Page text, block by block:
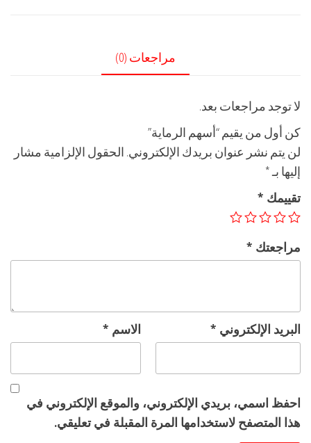
مراجعات (0)
لا توجد مراجعات بعد.
كن أول من يقيم “أسهم الرماية”
لن يتم نشر عنوان بريدك الإلكتروني. الحقول الإلزامية مشار
إليها بـ*
تقييمك *
مراجعتك *
الاسم * البريد الإلكتروني *
احفظ اسمي، بريدي الإلكتروني، والموقع الإلكتروني في
هذا المتصفح لاستخدامها المرة المقبلة في تعليقي.